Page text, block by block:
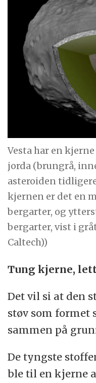
Vesta har en
jorda (brungrå,
asteroiden
kjernen er det en
bergarter, og
bergarter, vist i
Caltech))
Tung kjerne,
Det vil si at den
støv som formet
sammen på
De tyngste
ble til en kjerne